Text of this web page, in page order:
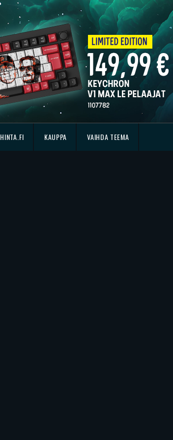
HINTA.FI KAUPPA VAIHDA TEEMA